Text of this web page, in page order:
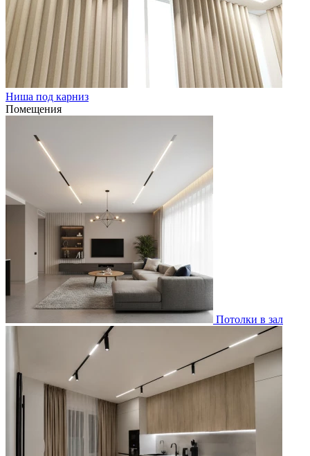
Ниша под карниз
Помещения
Потолки в зал